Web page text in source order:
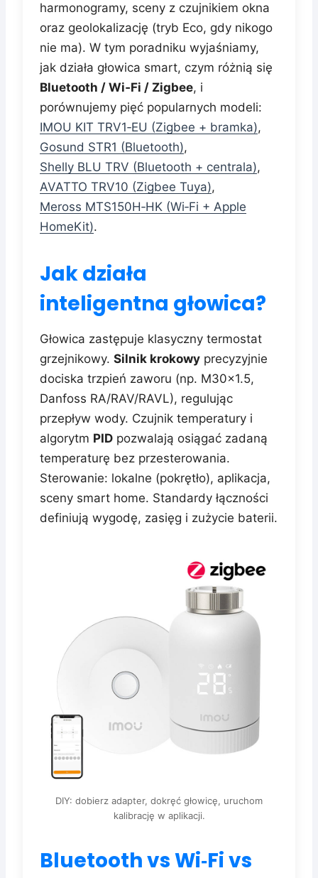
harmonogramy, sceny z czujnikiem okna
oraz geolokalizację (tryb Eco, gdy nikogo
nie ma). W tym poradniku wyjaśniamy,
jak działa głowica smart, czym różnią się
Bluetooth / Wi‑Fi / Zigbee, i
porównujemy pięć popularnych modeli:
IMOU KIT TRV1‑EU (Zigbee + bramka),
Gosund STR1 (Bluetooth),
Shelly BLU TRV (Bluetooth + centrala),
AVATTO TRV10 (Zigbee Tuya),
Meross MTS150H‑HK (Wi‑Fi + Apple
HomeKit).
Jak działa
inteligentna głowica?
Głowica zastępuje klasyczny termostat
grzejnikowy. Silnik krokowy precyzyjnie
dociska trzpień zaworu (np. M30x1.5,
Danfoss RA/RAV/RAVL), regulując
przepływ wody. Czujnik temperatury i
algorytm PID pozwalają osiągać zadaną
temperaturę bez przesterowania.
Sterowanie: lokalne (pokrętło), aplikacja,
sceny smart home. Standardy łączności
definiują wygodę, zasięg i zużycie baterii.
DIY: dobierz adapter, dokręć głowicę, uruchom
kalibrację w aplikacji.
Bluetooth vs Wi‑Fi vs